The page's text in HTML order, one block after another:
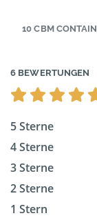
10 CBM
6 BEWERTUNGEN
5 Sterne
4 Sterne
3 Sterne
2 Sterne
1 Stern